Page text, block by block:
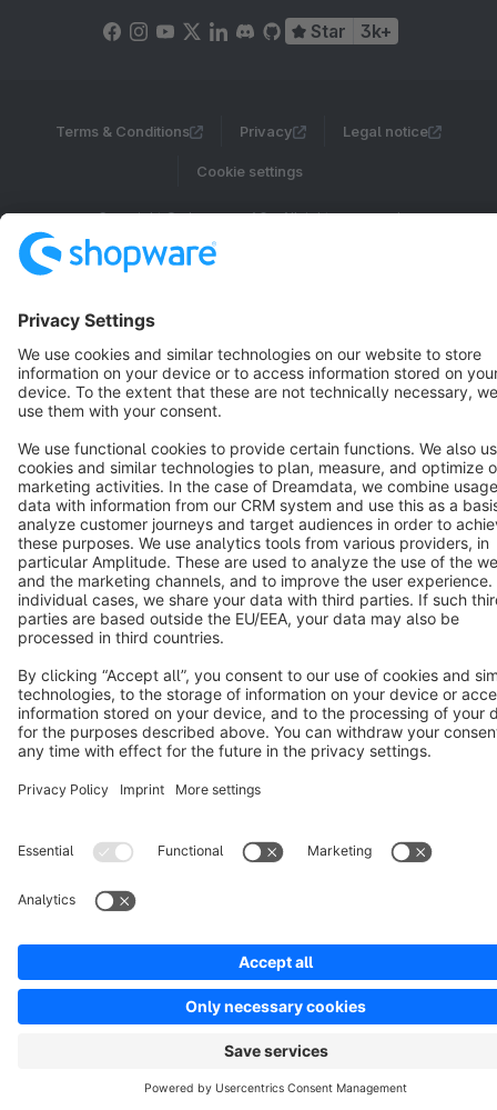
Star 3k+
Terms & Conditions Privacy Legal notice
Cookie settings
Copyright © shopware AG - All rights reserved
Notice: * All prices are quoted net of the statutory value-added tax